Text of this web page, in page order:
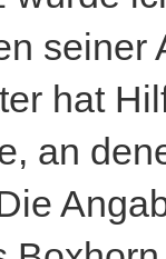
seiner
hat
an